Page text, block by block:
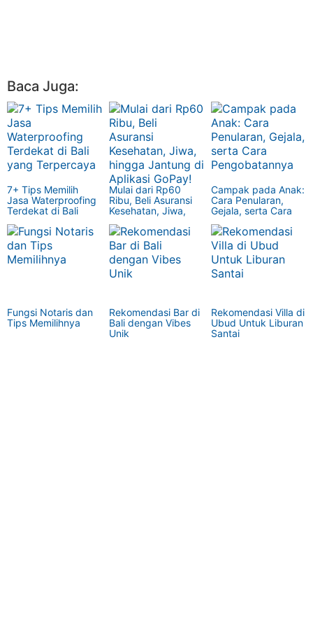
Baca Juga:
7+ Tips Memilih
Jasa Waterproofing
Terdekat di Bali
Mulai dari Rp60
Ribu, Beli Asuransi
Kesehatan, Jiwa,
Aplikasi GoPay!
Campak pada Anak:
Cara Penularan,
Gejala, serta Cara
Fungsi Notaris dan
Tips Memilihnya
Rekomendasi Bar di
Bali dengan Vibes
Unik
Rekomendasi Villa di
Ubud Untuk Liburan
Santai